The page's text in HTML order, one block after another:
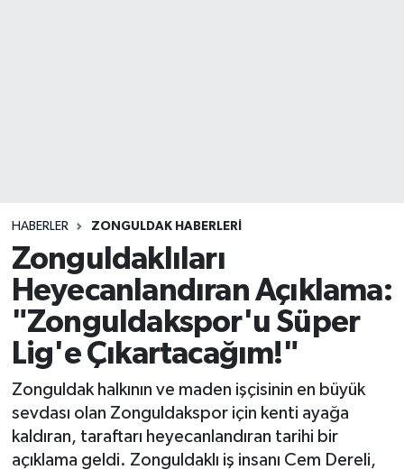
HABERLER ZONGULDAK HABERLERI
Zonguldaklıları
Heyecanlandıran Açıklama:
"Zonguldakspor'u Süper
Lig'e Çıkartacağım!"
Zonguldak halkının ve maden işçisinin en büyük
sevdası olan Zonguldakspor için kenti ayağa
kaldıran, taraftarı heyecanlandıran tarihi bir
açıklama geldi. Zonguldaklı iş insanı Cem Dereli,
KASTAMONU